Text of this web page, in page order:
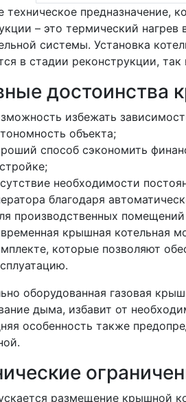
техническое предназначение,
– это термический
системы. Установка
в стадии реконструкции,
достоинства
избежать
объекта;
способ сэкономить
необходимости
благодаря
производственных
крышная котельная
которые позволяют
оборудованная газовая
дыма, избавит от
особенность также
размещение крышной